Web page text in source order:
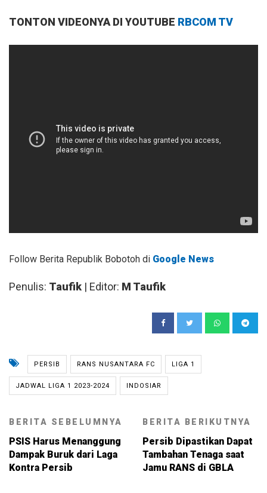
TONTON VIDEONYA DI YOUTUBE RBCOM TV
Follow Berita Republik Bobotoh di Google News
Penulis: Taufik | Editor: M Taufik
PERSIB RANS NUSANTARA FC LIGA 1
JADWAL LIGA 1 2023-2024 INDOSIAR
BERITA SEBELUMNYA
PSIS Harus Menanggung
Dampak Buruk dari Laga
Kontra Persib
BERITA BERIKUTNYA
Persib Dipastikan Dapat
Tambahan Tenaga saat
Jamu RANS di GBLA